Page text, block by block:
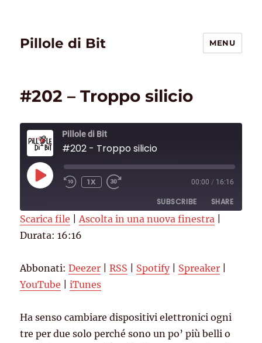
Pillole di Bit MENU
#202 – Troppo silicio
Pillole di Bit
#202 - Troppo silicio
PLAY
EPISODE
1X 00:00 / 16:16
SUBSCRIBE SHARE
Deezer
YouTube iTunes
RSS FEED
SHARE
EMBED
Scarica file |Ascolta in una nuova finestra
Durata: 16:16
Abbonati:Deezer |RSS Spotify| Spreaker
YouTube |iTunes
Ha senso cambiare dispositivi elettronici ogni
tre per due solo perché sono un po’ più belli o